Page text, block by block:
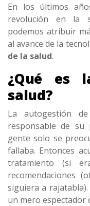
En los últimos
revolución en la
podemos atribuir
al avance de la
de la salud.
¿Qué es
salud?
La autogestión
responsable de su
gente solo se
fallaba. Entonces
tratamiento (si
recomendaciones
siguiera a
un mero espectador